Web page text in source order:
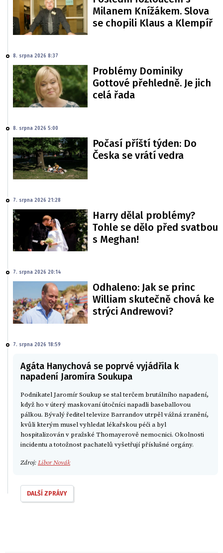
Milanem Knížákem. Slova
se chopili Klaus a Klempíř
8. srpna 2026 8:37
Problémy Dominiky
Gottové přehledně. Je jich
celá řada
8. srpna 2026 5:00
Počasí příští týden: Do
Česka se vrátí vedra
7. srpna 2026 21:28
Harry dělal problémy?
Tohle se dělo před svatbou
s Meghan!
7. srpna 2026 20:14
Odhaleno: Jak se princ
William skutečně chová ke
strýci Andrewovi?
7. srpna 2026 18:59
Agáta Hanychová se poprvé vyjádřila k
napadení Jaromíra Soukupa
Podnikatel Jaromír Soukup se stal terčem brutálního napadení,
když ho v úterý maskovaní útočníci napadli baseballovou
pálkou. Bývalý ředitel televize Barrandov utrpěl vážná zranění,
kvůli kterým musel vyhledat lékařskou péči a byl
hospitalizován v pražské Thomayerově nemocnici. Okolnosti
incidentu a totožnost pachatelů vyšetřují příslušné orgány.
Zdroj:Libor Novák
DALŠÍ ZPRÁVY